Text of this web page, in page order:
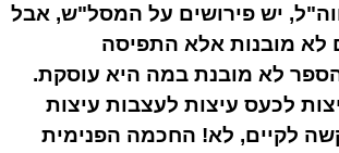
יש פירושים על המסל"ש, אבל
לא מובנות אלא התפיסה
לא מובנת במה היא עוסקת.
לכעס עיצות לעצבות עיצות
לקיים, לא! החכמה הפנימית